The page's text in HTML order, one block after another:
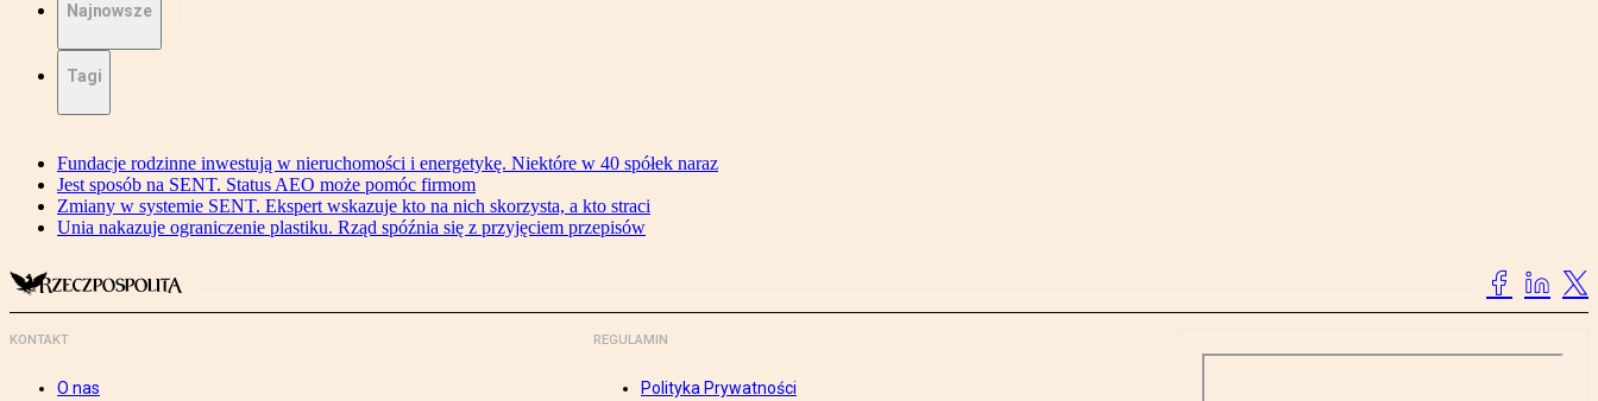
Najnowsze
Tagi
Fundacje rodzinne inwestują w nieruchomości i energetykę. Niektóre w 40 spółek naraz
Jest sposób na SENT. Status AEO może pomóc firmom
Zmiany w systemie SENT. Ekspert wskazuje kto na nich skorzysta, a kto straci
Unia nakazuje ograniczenie plastiku. Rząd spóźnia się z przyjęciem przepisów
KONTAKT
O nas
REGULAMIN
Polityka Prywatności